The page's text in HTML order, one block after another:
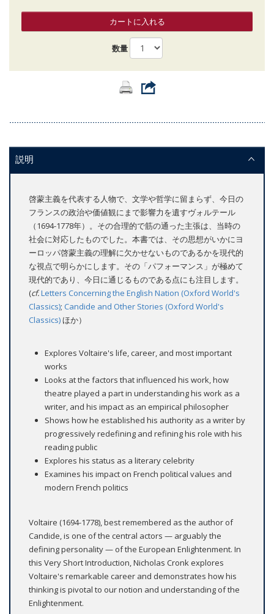
カートに入れる
数量
説明
啓蒙主義を代表する人物で、文学や哲学に留まらず、今日の
フランスの政治や価値観にまで影響力を遺すヴォルテール
（1694-1778年）。その合理的で筋の通った主張は、当時の
社会に対応したものでした。本書では、その思想がいかにヨ
ーロッパ啓蒙主義の理解に欠かせないものであるかを現代的
な視点で明らかにします。その「パフォーマンス」が極めて
現代的であり、今日に通じるものである点にも注目します。
(cf.Letters Concerning the English Nation (Oxford World's
Classics); Candide and Other Stories (Oxford World's
Classics)ほか）
Explores Voltaire's life, career, and most important
works
Looks at the factors that influenced his work, how
theatre played a part in understanding his work as a
writer, and his impact as an empirical philosopher
Shows how he established his authority as a writer by
progressively redefining and refining his role with his
reading public
Explores his status as a literary celebrity
Examines his impact on French political values and
modern French politics
Voltaire (1694-1778), best remembered as the author of
Candide, is one of the central actors — arguably the
defining personality — of the European Enlightenment. In
this Very Short Introduction, Nicholas Cronk explores
Voltaire's remarkable career and demonstrates how his
thinking is pivotal to our notion and understanding of the
Enlightenment.